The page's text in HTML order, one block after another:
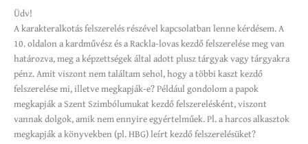
Üdv!
A karakteralkotás felszerelés részével kapcsolatban lenne kérdésem. A
10. oldalon a kardművész és a Rackla-lovas kezdő felszerelése meg van
határozva, meg a képzettségek által adott plusz tárgyak vagy tárgyakra
pénz. Amit viszont nem találtam sehol, hogy a többi kaszt kezdő
felszerelése mi, illetve megkapják-e? Például gondolom a papok
megkapják a Szent Szimbólumukat kezdő felszerelésként, viszont
vannak dolgok, amik nem ennyire egyértelműek. Pl. a harcos alkasztok
megkapják a könyvekben (pl. HBG) leírt kezdő felszerelésüket?